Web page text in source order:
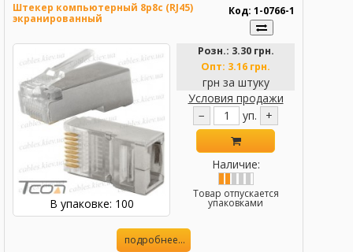
Штекер компьютерный 8р8с (RJ45)
экранированный
Код: 1-0766-1
В упаковке: 100
Розн.: 3.30 грн.
Опт: 3.16 грн.
грн за штуку
Условия продажи
−
уп. +
Наличие:
Товар отпускается
упаковками
подробнее...